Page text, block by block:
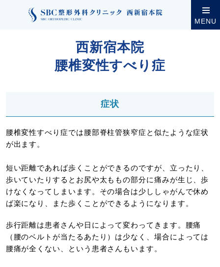
MENU
クリニック案内 西新宿本院の診療・設
西新宿本院
腰椎変性すべり症
症状
腰椎変性すべり症では腰部脊柱管狭窄症と似たような症状
が出ます。
短い距離であれば歩くことができるのですが、立ったり、
歩いていたりするとお尻や太ももの部分に痛みが生じ、歩
けなくなってしまいます。その場合は少ししゃがんで休め
ば楽になり、また歩くことができるようになります。
歩行距離は患者さんや日によって変わってきます。腰痛
（腰のベルトが当たるあたり）は少なく、場合によっては
腰痛が全くない、という患者さんもいます。